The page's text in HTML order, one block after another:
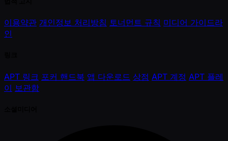
이용약관 개인정보 처리방침 토너먼트 규칙 미디어 가이드라
인
APT 링크 포커 핸드북 앱 다운로드 상점 APT 계정 APT 플레
이 보관함